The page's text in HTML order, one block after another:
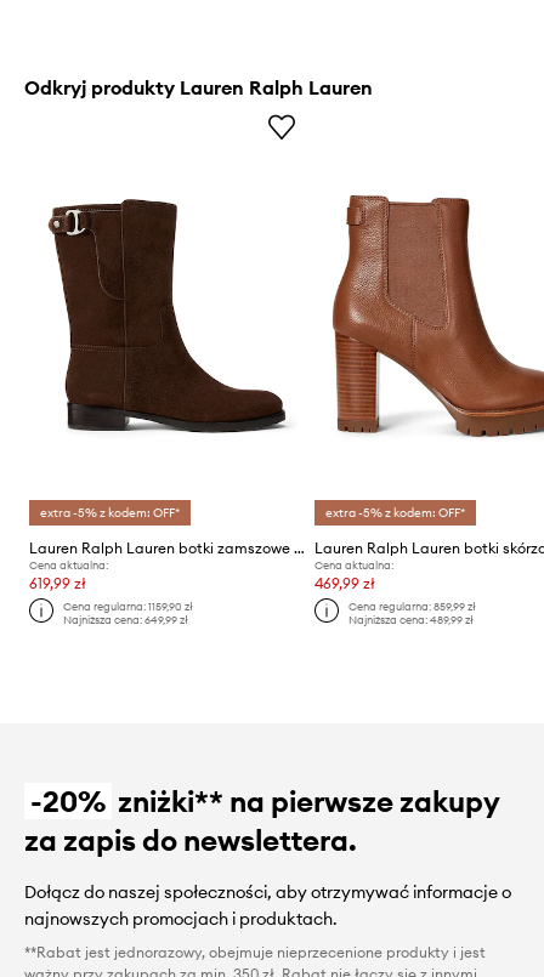
Odkryj produkty Lauren Ralph Lauren
extra -5% z kodem: OFF*
Lauren Ralph Lauren botki zamszowe Tasha Mid
Cena aktualna:
619,99 zł
Cena regularna:1159,90 zł
Najniższa cena:649,99 zł
extra -5% z kodem: OFF*
Cena aktualna:
469,99 zł
Cena regularna: 859,99 zł
Najniższa cena: 489,99 zł
-20% zniżki** na pierwsze zakupy
za zapis do newslettera.
Dołącz do naszej społeczności, aby otrzymywać informacje o
najnowszych promocjach i produktach.
**Rabat jest jednorazowy, obejmuje nieprzecenione produkty i jest